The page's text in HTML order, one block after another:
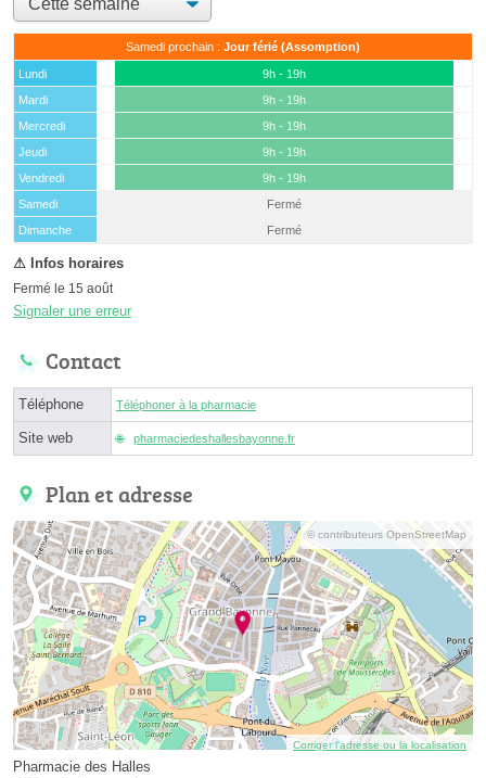
Samedi prochain : Jour férié (Assomption)
Lundi
9h - 19h
Mardi
9h - 19h
Mercredi
9h - 19h
Jeudi
9h - 19h
Vendredi
9h - 19h
Samedi
(15 août)
Fermé
Dimanche
Fermé
Fermé le 15 août
Signaler une erreur
Contact
Téléphone Téléphoner à la pharmacie
Site web pharmaciedeshallesbayonne.fr
Plan et adresse
© contributeurs OpenStreetMap
Corriger l’adresse ou la localisation
Pharmacie des Halles